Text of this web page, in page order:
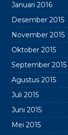
Januari 2016
Desember 2015
November 2015
Oktober 2015
September 2015
Agustus 2015
Juli 2015
Juni 2015
Mei 2015